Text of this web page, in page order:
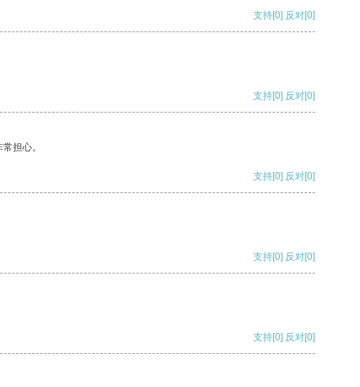
支持[0] 反对[0]
支持[0] 反对[0]
担心。
支持[0] 反对[0]
支持[0] 反对[0]
支持[0] 反对[0]